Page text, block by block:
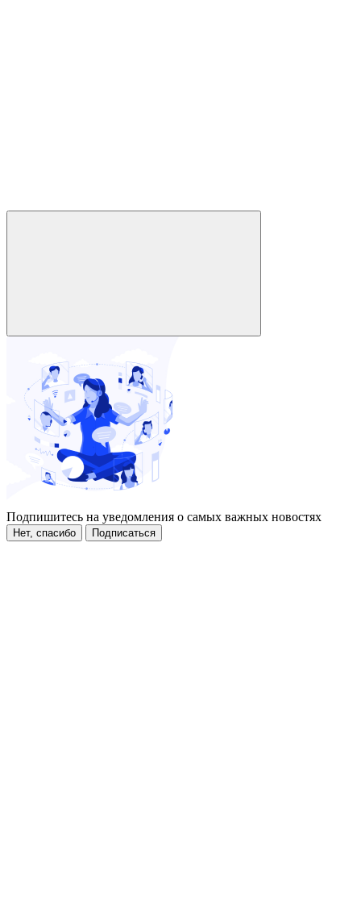
Подпишитесь на уведомления о самых важных новостях
Нет, спасибо Подписаться